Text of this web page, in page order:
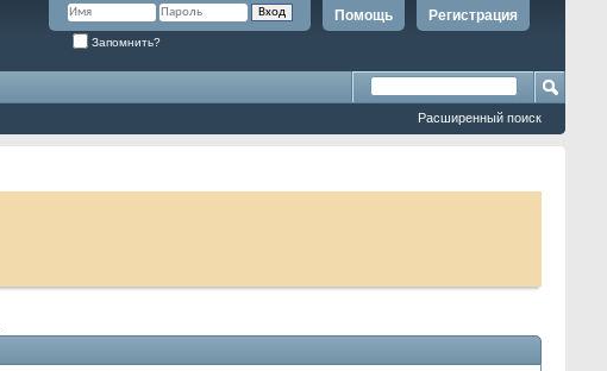
Регистрация
Помощь
Запомнить?
Расширенный поиск